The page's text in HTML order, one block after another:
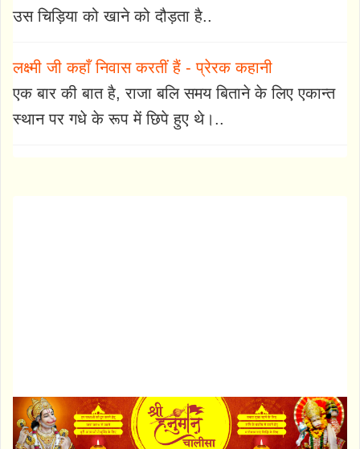
उस चिड़िया को खाने को दौड़ता है..
लक्ष्मी जी कहाँ निवास करतीं हैं - प्रेरक कहानी
एक बार की बात है, राजा बलि समय बिताने के लिए एकान्त
स्थान पर गधे के रूप में छिपे हुए थे।..